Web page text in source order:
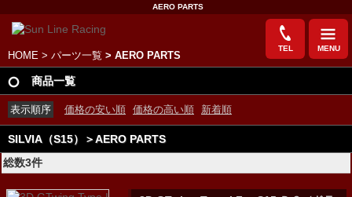
AERO PARTS
TEL MENU
HOME > パーツ一覧 > AERO PARTS
商品一覧
表示順序 価格の安い順 価格の高い順 新着順
SILVIA（S15）＞AERO PARTS
総数3件